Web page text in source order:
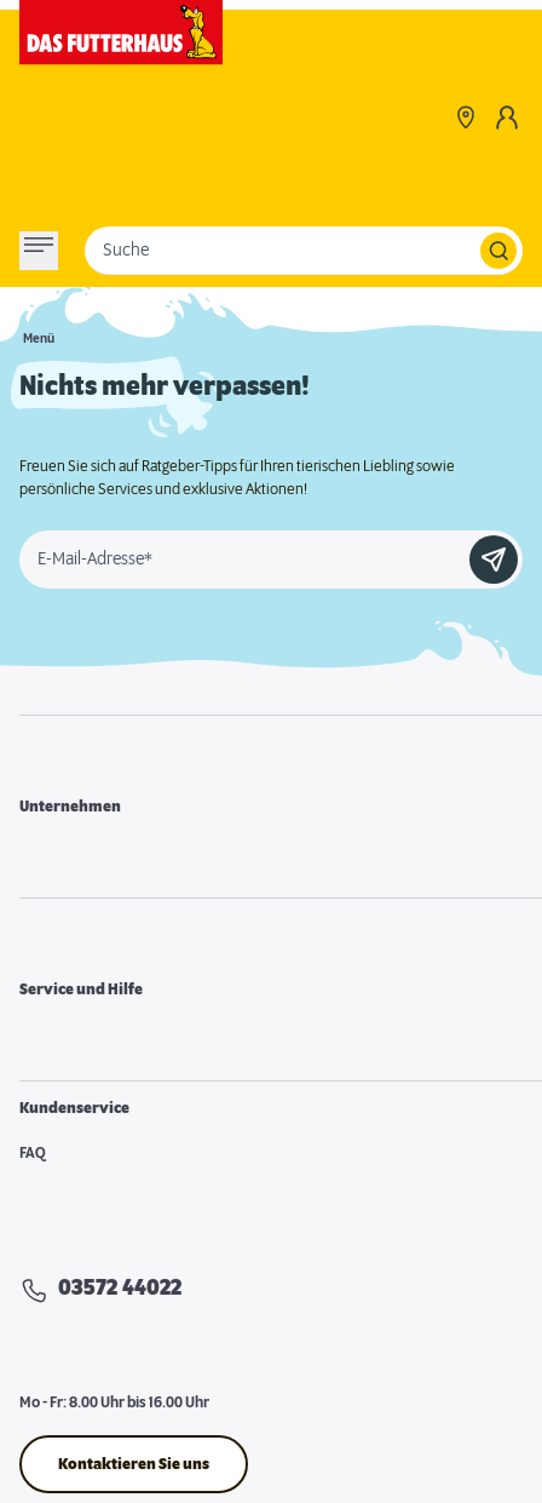
Menü
Suche
Nichts mehr verpassen!
Freuen Sie sich auf Ratgeber-Tipps für Ihren tierischen Liebling sowie
persönliche Services und exklusive Aktionen!
E-Mail-Adresse*
Unternehmen
Service und Hilfe
Kundenservice
FAQ
03572 44022
Mo - Fr: 8.00 Uhr bis 16.00 Uhr
Kontaktieren Sie uns